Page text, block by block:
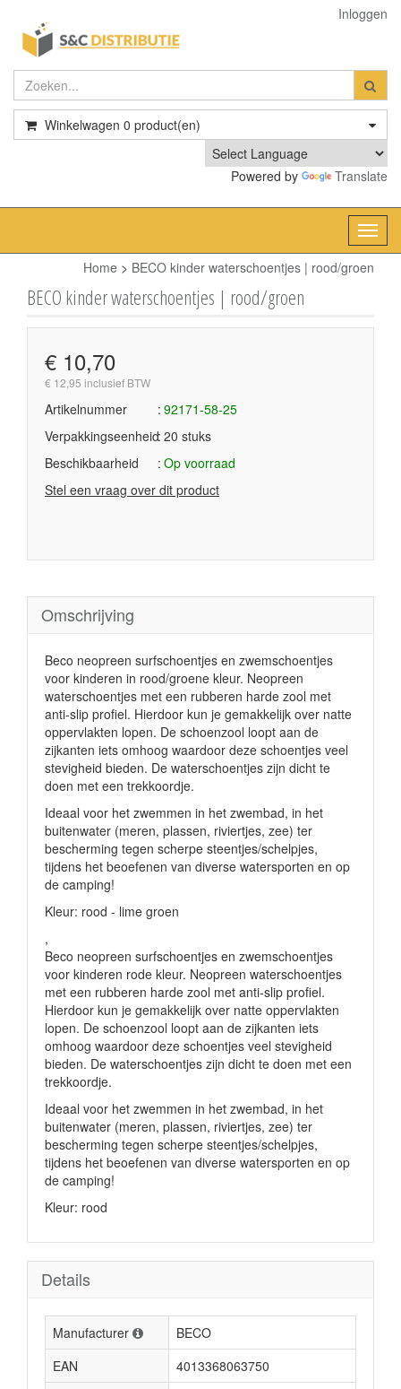
Inloggen
Winkelwagen 0 product(en)
Powered by Translate
Home > BECO kinder waterschoentjes | rood/groen
BECO kinder waterschoentjes | rood/groen
€ 10,70
€ 12,95 inclusief BTW
Artikelnummer
92171-58-25
Verpakkingseenheid 20 stuks
Beschikbaarheid
Op voorraad
Stel een vraag over dit product
Omschrijving
Beco neopreen surfschoentjes en zwemschoentjes
voor kinderen in rood/groene kleur. Neopreen
waterschoentjes met een rubberen harde zool met
anti-slip profiel. Hierdoor kun je gemakkelijk over natte
oppervlakten lopen. De schoenzool loopt aan de
zijkanten iets omhoog waardoor deze schoentjes veel
stevigheid bieden. De waterschoentjes zijn dicht te
doen met een trekkoordje.
Ideaal voor het zwemmen in het zwembad, in het
buitenwater (meren, plassen, riviertjes, zee) ter
bescherming tegen scherpe steentjes/schelpjes,
tijdens het beoefenen van diverse watersporten en op
de camping!
Kleur: rood - lime groen
,
Beco neopreen surfschoentjes en zwemschoentjes
voor kinderen rode kleur. Neopreen waterschoentjes
met een rubberen harde zool met anti-slip profiel.
Hierdoor kun je gemakkelijk over natte oppervlakten
lopen. De schoenzool loopt aan de zijkanten iets
omhoog waardoor deze schoentjes veel stevigheid
bieden. De waterschoentjes zijn dicht te doen met een
trekkoordje.
Ideaal voor het zwemmen in het zwembad, in het
buitenwater (meren, plassen, riviertjes, zee) ter
bescherming tegen scherpe steentjes/schelpjes,
tijdens het beoefenen van diverse watersporten en op
de camping!
Kleur: rood
Details
Manufacturer
BECO
EAN
4013368063750